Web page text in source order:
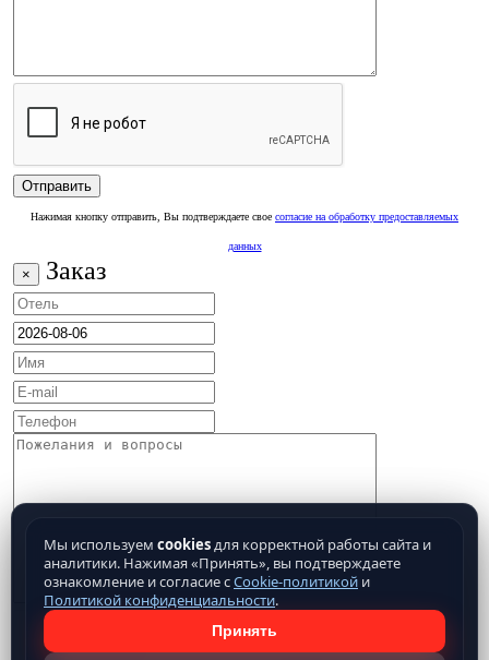
Нажимая кнопку отправить, Вы подтверждаете свое согласие на обработку предоставляемых
данных
× Заказ
Мы используем cookiesдля корректной работы сайта и
аналитики. Нажимая «Принять», вы подтверждаете
ознакомление и согласие сCookie-политикой и
Политикой конфиденциальности.
Принять